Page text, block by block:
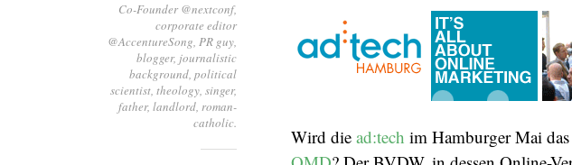
Co-Founder @nextconf,
corporate editor
@AccentureSong, PR guy,
blogger, journalistic
background, political
scientist, theology, singer,
father, landlord, roman-
catholic.
Wird die ad:tech im Hamburger Mai